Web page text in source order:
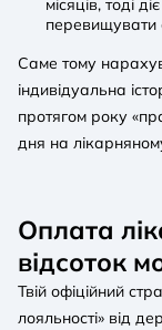
місяців, тоді
перевищувати
Саме тому
індивідуальна
протягом року
дня на
Оплата
відсоток
Твій офіційний
лояльності» від